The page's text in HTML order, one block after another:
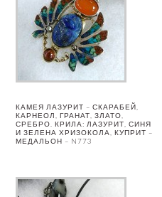
КАМЕЯ ЛАЗУРИТ – СКАРАБЕЙ,
КАРНЕОЛ, ГРАНАТ, ЗЛАТО,
СРЕБРО. КРИЛА: ЛАЗУРИТ, СИНЯ
И ЗЕЛЕНА ХРИЗОКОЛА, КУПРИТ –
МЕДАЛЬОН – N773